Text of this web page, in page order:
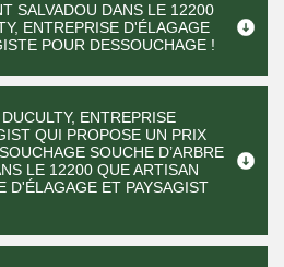
SALVADOU DANS LE 12200
ENTREPRISE D'ÉLAGAGE
POUR DESSOUCHAGE !
ENTREPRISE
QUI PROPOSE UN PRIX
SOUCHE D’ARBRE
LE 12200 QUE ARTISAN
D'ÉLAGAGE ET PAYSAGIST